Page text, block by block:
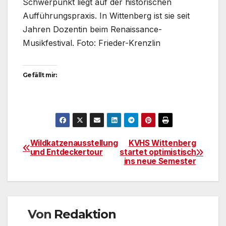
Aufführungspraxis. In Wittenberg ist sie seit
Jahren Dozentin beim Renaissance-
Musikfestival. Foto: Frieder-Krenzlin
Gefällt mir:
Beitragsnavigation
KVHS Wittenberg
startet optimistisch
ins neue Semester
Wildkatzenausstellung
und Entdeckertour
Von Redaktion